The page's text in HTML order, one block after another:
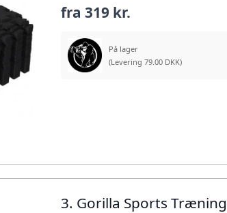
fra319 kr.
På lager
(Levering 79.00 DKK)
3. Gorilla Sports